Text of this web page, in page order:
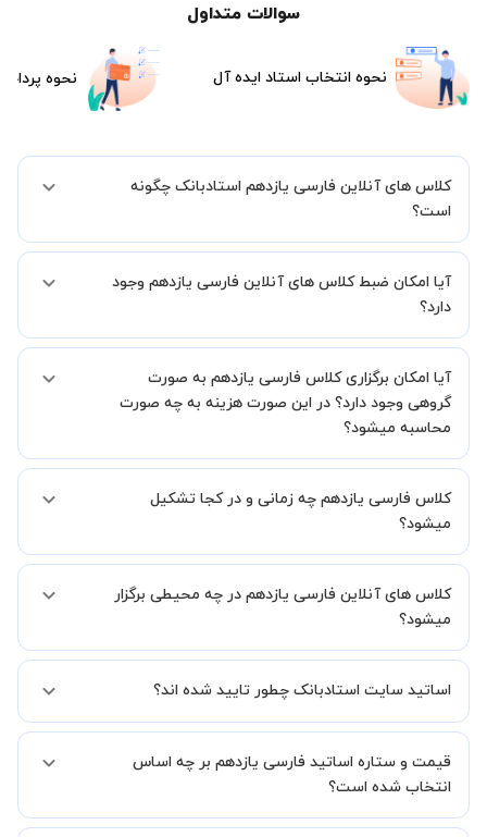
سوالات متداول
نحوه انتخاب استاد ایده آل نحوه
کلاس های آنلاین فارسی یازدهم استادبانک چگونه
است؟
شما میدهیم که استاد شما پیش از جلسه تمامی موارد لازم برای برگزاری
یک کلاس آنلاین با کیفیت و مفید را به شما توضیح خواهند داد.
آیا امکان ضبط کلاس های آنلاین فارسی یازدهم وجود
دارد؟
کنید.
آیا امکان برگزاری کلاس فارسی یازدهم به صورت
گروهی وجود دارد؟ در این صورت هزینه به چه صورت
محاسبه میشود؟
صورتیکه مایل هستید کلاس ها را در کنار دوستان و یا آشنایان خود به
صورت گروهی برگزار کنید، این امکان وجود دارد. در این حالت، به ازای هر
اضافه خواهد شد.
کلاس فارسی یازدهم چه زمانی و در کجا تشکیل
میشود؟
تعیین خواهد شد.
همچنین کلاس های خصوصی به طور کلی در منزل شاگرد برگزار میشود. در
کلاس در یک مکان عمومی مانند کتابخانه با استاد خود هماهنگی لازم را
انجام دهید.
کلاس های آنلاین فارسی یازدهم در چه محیطی برگزار
میشود؟
اساتید سایت استادبانک چطور تایید شده اند؟
در صورت رضایت از شیوه تدریس، استاد مجوز فعالیت در استادبانک را
دریافت میکند.
اساس رضایت شاگرد بررسی میکند.
قیمت و ستاره اساتید فارسی یازدهم بر چه اساس
انتخاب شده است؟